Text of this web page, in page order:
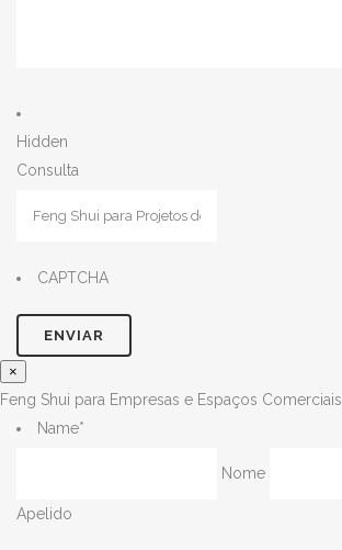
Hidden
Consulta
CAPTCHA
×
Feng Shui para Empresas e Espaços Comerciais
Name*
Nome
Apelido